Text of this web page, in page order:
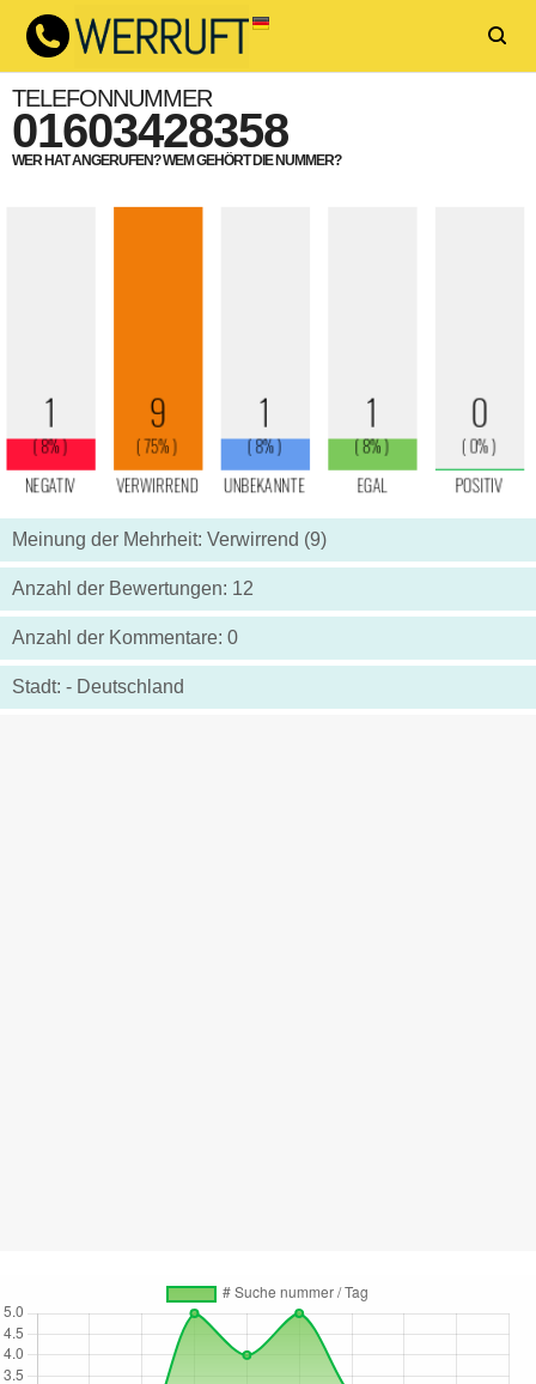
TELEFONNUMMER
01603428358
WER HAT ANGERUFEN? WEM GEHÖRT DIE NUMMER?
Meinung der Mehrheit: Verwirrend (9)
Anzahl der Bewertungen: 12
Anzahl der Kommentare: 0
Stadt: - Deutschland